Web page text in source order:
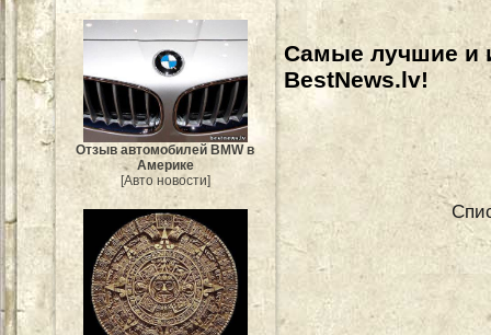
Отзыв автомобилей BMW в
Америке
[Авто новости]
Самые лучшие и
BestNews.lv!